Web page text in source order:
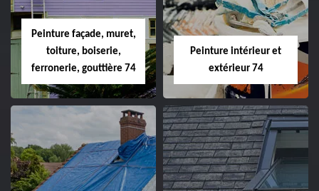
Peinture façade, muret,
toiture, boiserie,
ferronerie, gouttière 74
Peinture intérieur et
extérieur 74